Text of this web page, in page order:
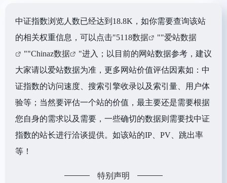
中证指数浏览人数已经达到18.8K，如你需要查询该站
的相关权重信息，可以点击"5118数据 ""爱站数据
""Chinaz数据
"进入；以目前的网站数据参考，建议
大家请以爱站数据为准，更多网站价值评估因素如：中
证指数的访问速度、搜索引擎收录以及索引量、用户体
验等；当然要评估一个站的价值，最主要还是需要根据
您自身的需求以及需要，一些确切的数据则需要找中证
指数的站长进行洽谈提供。如该站的IP、PV、跳出率
等！
特别声明